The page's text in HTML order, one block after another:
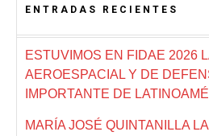
ENTRADAS RECIENTES
ESTUVIMOS EN FIDAE 2026
AEROESPACIAL Y DE
IMPORTANTE DE
MARÍA JOSÉ QUINTANILLA